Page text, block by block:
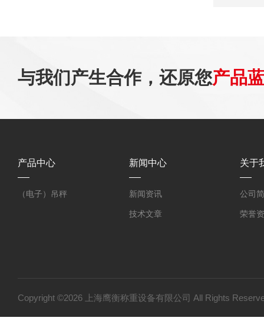
与我们产生合作，还原您产品
产品中心
（电子）吊秤
新闻中心
新闻资讯
技术文章
关于
公司
荣誉
Copyright ©2026 上海鹰衡称重设备有限公司 All Rights